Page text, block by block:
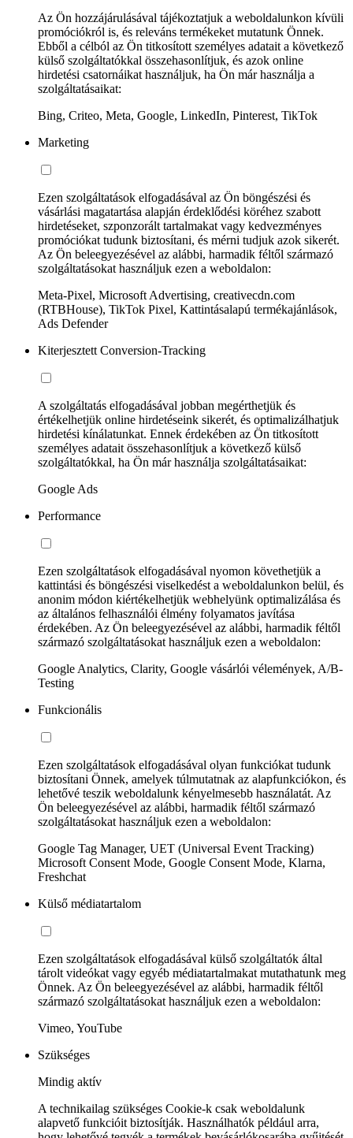
Az Ön hozzájárulásával tájékoztatjuk a weboldalunkon kívüli
promóciókról is, és releváns termékeket mutatunk Önnek.
Ebből a célból az Ön titkosított személyes adatait a következő
külső szolgáltatókkal összehasonlítjuk, és azok online
hirdetési csatornáikat használjuk, ha Ön már használja a
szolgáltatásaikat:
Bing, Criteo, Meta, Google, LinkedIn, Pinterest, TikTok
Marketing
Ezen szolgáltatások elfogadásával az Ön böngészési és
vásárlási magatartása alapján érdeklődési köréhez szabott
hirdetéseket, szponzorált tartalmakat vagy kedvezményes
promóciókat tudunk biztosítani, és mérni tudjuk azok sikerét.
Az Ön beleegyezésével az alábbi, harmadik féltől származó
szolgáltatásokat használjuk ezen a weboldalon:
Meta-Pixel, Microsoft Advertising, creativecdn.com
(RTBHouse), TikTok Pixel, Kattintásalapú termékajánlások,
Ads Defender
Kiterjesztett Conversion-Tracking
A szolgáltatás elfogadásával jobban megérthetjük és
értékelhetjük online hirdetéseink sikerét, és optimalizálhatjuk
hirdetési kínálatunkat. Ennek érdekében az Ön titkosított
személyes adatait összehasonlítjuk a következő külső
szolgáltatókkal, ha Ön már használja szolgáltatásaikat:
Google Ads
Performance
Ezen szolgáltatások elfogadásával nyomon követhetjük a
kattintási és böngészési viselkedést a weboldalunkon belül, és
anonim módon kiértékelhetjük webhelyünk optimalizálása és
az általános felhasználói élmény folyamatos javítása
érdekében. Az Ön beleegyezésével az alábbi, harmadik féltől
származó szolgáltatásokat használjuk ezen a weboldalon:
Google Analytics, Clarity, Google vásárlói vélemények, A/B-
Testing
Funkcionális
Ezen szolgáltatások elfogadásával olyan funkciókat tudunk
biztosítani Önnek, amelyek túlmutatnak az alapfunkciókon, és
lehetővé teszik weboldalunk kényelmesebb használatát. Az
Ön beleegyezésével az alábbi, harmadik féltől származó
szolgáltatásokat használjuk ezen a weboldalon:
Google Tag Manager, UET (Universal Event Tracking)
Microsoft Consent Mode, Google Consent Mode, Klarna,
Freshchat
Külső médiatartalom
Ezen szolgáltatások elfogadásával külső szolgáltatók által
tárolt videókat vagy egyéb médiatartalmakat mutathatunk meg
Önnek. Az Ön beleegyezésével az alábbi, harmadik féltől
származó szolgáltatásokat használjuk ezen a weboldalon:
Vimeo, YouTube
Szükséges
Mindig aktív
A technikailag szükséges Cookie-k csak weboldalunk
alapvető funkcióit biztosítják. Használhatók például arra,